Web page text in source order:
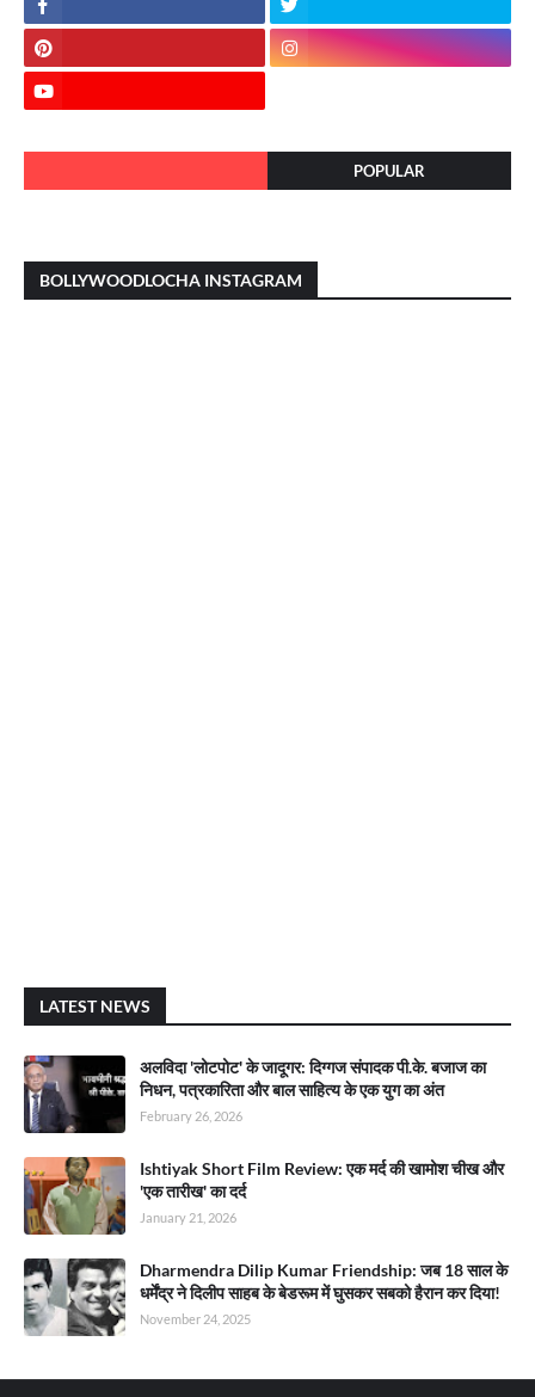
POPULAR
BOLLYWOODLOCHA INSTAGRAM
LATEST NEWS
अलविदा 'लोटपोट' के जादूगर: दिग्गज संपादक पी.के. बजाज का
निधन, पत्रकारिता और बाल साहित्य के एक युग का अंत
February 26, 2026
Ishtiyak Short Film Review: एक मर्द की खामोश चीख और
'एक तारीख' का दर्द
January 21, 2026
Dharmendra Dilip Kumar Friendship: जब 18 साल के
धर्मेंद्र ने दिलीप साहब के बेडरूम में घुसकर सबको हैरान कर दिया!
November 24, 2025